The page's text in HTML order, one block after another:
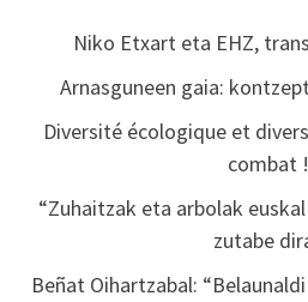
Niko Etxart eta EHZ,
Arnasguneen gaia:
Diversité écologique et
combat !
“Zuhaitzak eta arbolak
zutabe
Beñat Oihartzabal: